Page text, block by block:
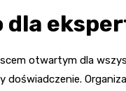
dla
otwartym dla
doświadczenie.